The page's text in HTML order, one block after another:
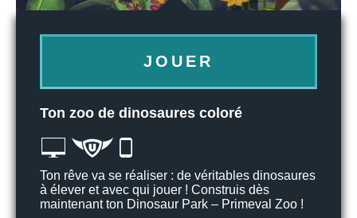
JOUER
Ton zoo de dinosaures coloré
Ton rêve va se réaliser : de véritables dinosaures
à élever et avec qui jouer ! Construis dès
maintenant ton Dinosaur Park – Primeval Zoo !